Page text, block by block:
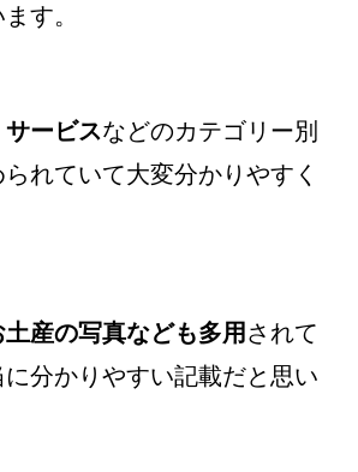
す。
サービスなどのカテゴリー別
れていて大変分かりやすく
産の写真なども多用 されて
分かりやすい記載だと思い